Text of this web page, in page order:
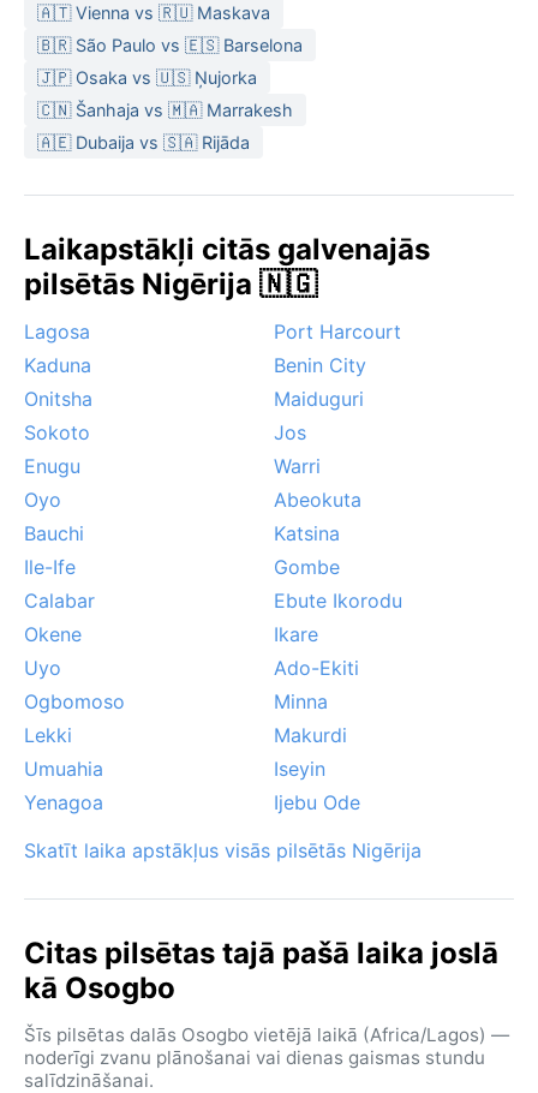
Labākais laiks ceļojumam laika ziņā ir sausā sezona,
īpaši no novembra līdz februārim, kad lietus ir retums.
Tomēr jāņem vērā, ka no decembra līdz februārim
valda harmatāns – vējš no Sahāras, kas atnes
putekļainu miglu un vēsāku gaisu, bet var pasliktināt
viesuļvē
🇦🇹 Vienna vs 🇷🇺 Maskava
🇧🇷 São Paulo vs 🇪🇸 Barselona
🇯🇵 Osaka vs 🇺🇸 Ņujorka
🇨🇳 Šanhaja vs 🇲🇦 Marrakesh
🇦🇪 Dubaija vs 🇸🇦 Rijāda
Laikapstākļi citās galvenajās
pilsētās Nigērija 🇳🇬
Lagosa
Port Harcourt
Kaduna
Benin City
Onitsha
Maiduguri
Sokoto
Jos
Enugu
Warri
Oyo
Abeokuta
Bauchi
Katsina
Ile-Ife
Gombe
Calabar
Ebute Ikorodu
Okene
Ikare
Uyo
Ado-Ekiti
Ogbomoso
Minna
Lekki
Makurdi
Umuahia
Iseyin
Yenagoa
Ijebu Ode
Skatīt laika apstākļus visās pilsētās Nigērija
Citas pilsētas tajā pašā laika joslā
kā Osogbo
Šīs pilsētas dalās Osogbo vietējā laikā (Africa/Lagos) —
noderīgi zvanu plānošanai vai dienas gaismas stundu
salīdzināšanai.